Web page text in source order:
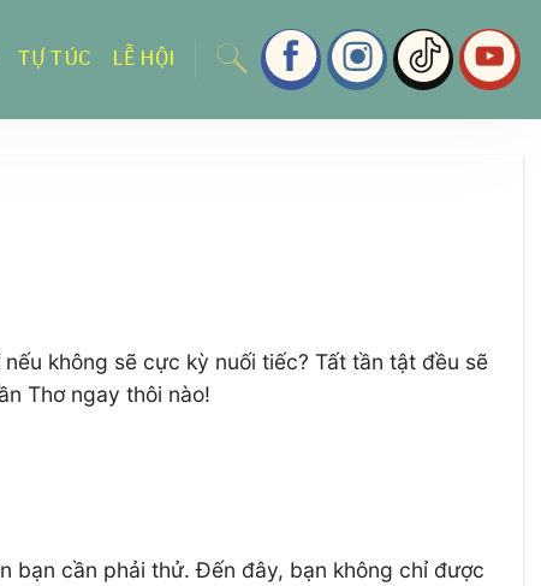
TỰ TÚC LỄ HỘI
không sẽ cực kỳ nuối tiếc? Tất tần tật đều sẽ
Thơ ngay thôi nào!
bạn cần phải thử. Đến đây, bạn không chỉ được